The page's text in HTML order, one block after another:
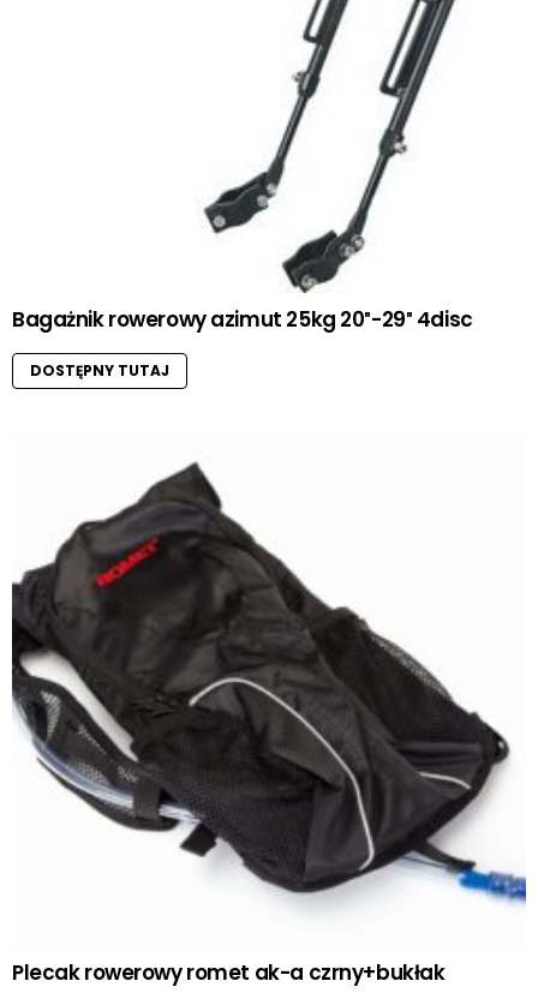
Bagażnik rowerowy azimut 25kg 20″-29″ 4disc
DOSTĘPNY TUTAJ
Plecak rowerowy romet ak-a czrny+bukłak